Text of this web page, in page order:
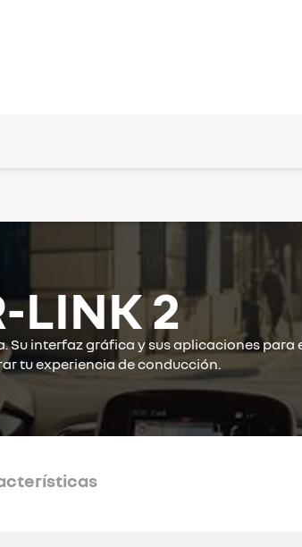
LINK 2
interfaz gráfica y sus aplicaciones para
tu experiencia de conducción.